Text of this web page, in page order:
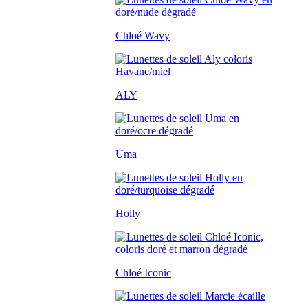
Chloé Wavy
ALY
Uma
Holly
Chloé Iconic